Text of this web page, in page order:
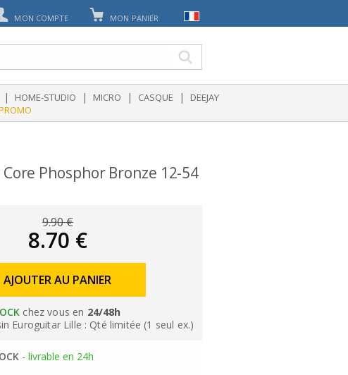
MON COMPTE MON PANIER
| HOME-STUDIO | MICRO | CASQUE | DEEJAY
Phosphor Bronze 12-54
9.90 €
8.70 €
AJOUTER AU PANIER
chez vous en 24/48h
Euroguitar Lille : Qté limitée (1 seul ex.)
- livrable en 24h